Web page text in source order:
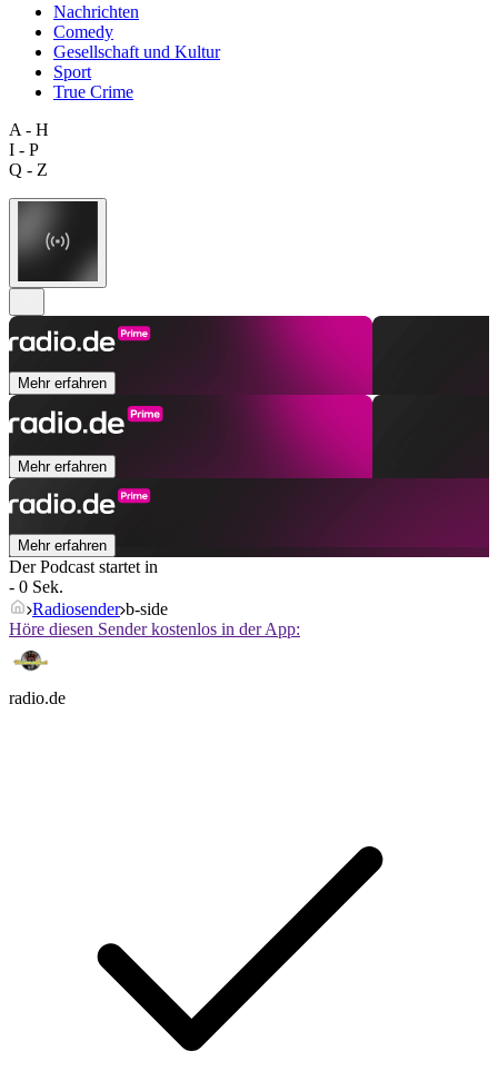
Nachrichten
Comedy
Gesellschaft und Kultur
Sport
True Crime
A - H
I - P
Q - Z
Mehr erfahren
Mehr erfahren
Mehr erfahren
Der Podcast startet in
- 0 Sek.
Radiosender b-side
Höre diesen Sender kostenlos in der App:
radio.de